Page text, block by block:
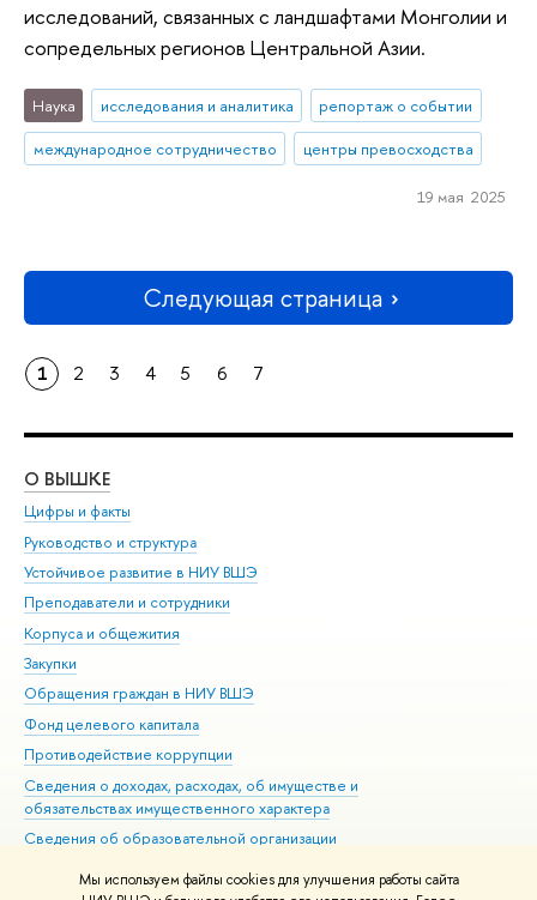
Мы используем файлы cookies для улучшения работы сайта
исследований, связанных с ландшафтами Монголии и
сопредельных регионов Центральной Азии.
Наука исследования и аналитика
репортаж о событии
международное сотрудничество
центры превосходства
19 мая 2025
Следующая страница
1 2 3 4 5 6 7
О ВЫШКЕ
Цифры и факты
Руководство и структура
Устойчивое развитие в НИУ ВШЭ
Преподаватели и сотрудники
Корпуса и общежития
Закупки
Обращения граждан в НИУ ВШЭ
Фонд целевого капитала
Противодействие коррупции
Сведения о доходах, расходах, об имуществе и
обязательствах имущественного характера
Сведения об образовательной организации
Людям с ограниченными возможностями здоровья